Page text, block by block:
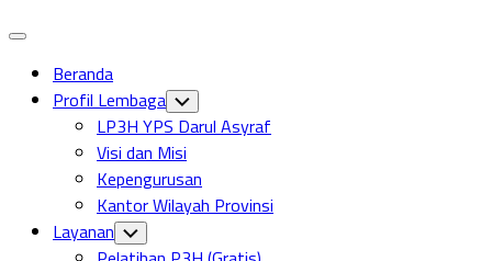
Expand
Beranda
Profil Lembaga Toggle
Child
Menu
LP3H YPS Darul Asyraf
Visi dan Misi
Kepengurusan
Kantor Wilayah Provinsi
Layanan Toggle
Child